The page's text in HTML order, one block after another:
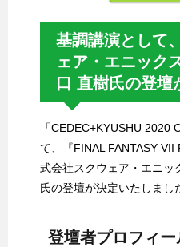
基調講演として
ェア・エニック
口 直樹氏の登壇
「CEDEC+KYUSHU 2020
て、『FINAL FANTASY
式会社スクウェア・エニッ
氏の登壇が決定いたしまし
登壇者プロフィー